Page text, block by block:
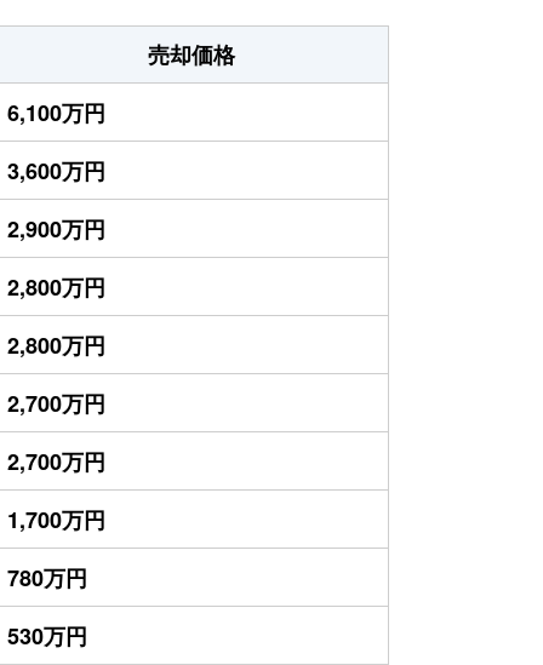
売却価格
6,100万円
3,600万円
2,900万円
2,800万円
2,800万円
2,700万円
2,700万円
1,700万円
780万円
530万円